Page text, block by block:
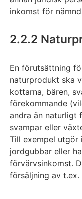
inkomst för
2.2.2
En förutsättning
naturprodukt ska
kottarna, bären,
förekommande
andra än naturligt
svampar eller
Till exempel utgör
jordgubbar eller
förvärvsinkomst.
försäljning av